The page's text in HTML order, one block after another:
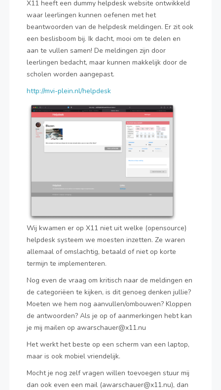
X11 heeft een dummy helpdesk website ontwikkeld
waar leerlingen kunnen oefenen met het
beantwoorden van de helpdesk meldingen. Er zit ook
een beslisboom bij. Ik dacht, mooi om te delen en
aan te vullen samen! De meldingen zijn door
leerlingen bedacht, maar kunnen makkelijk door de
scholen worden aangepast.
http://mvi-plein.nl/helpdesk
Wij kwamen er op X11 niet uit welke (opensource)
helpdesk systeem we moesten inzetten. Ze waren
allemaal of omslachtig, betaald of niet op korte
termijn te implementeren.
Nog even de vraag om kritisch naar de meldingen en
de categoriëen te kijken, is dit genoeg denken jullie?
Moeten we hem nog aanvullen/ombouwen? Kloppen
de antwoorden? Als je op of aanmerkingen hebt kan
je mij mailen op awarschauer@x11.nu
Het werkt het beste op een scherm van een laptop,
maar is ook mobiel vriendelijk.
Mocht je nog zelf vragen willen toevoegen stuur mij
dan ook even een mail (awarschauer@x11.nu), dan